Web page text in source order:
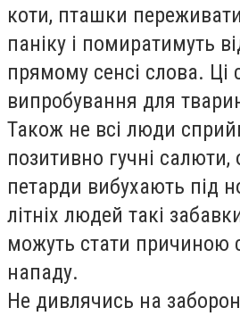
коти, пташки
паніку і помиратимуть
прямому сенсі слова. Ці
випробування для
Також не всі люди
позитивно гучні
петарди вибухають під
літніх людей такі
можуть стати причиною
нападу.
Не дивлячись на